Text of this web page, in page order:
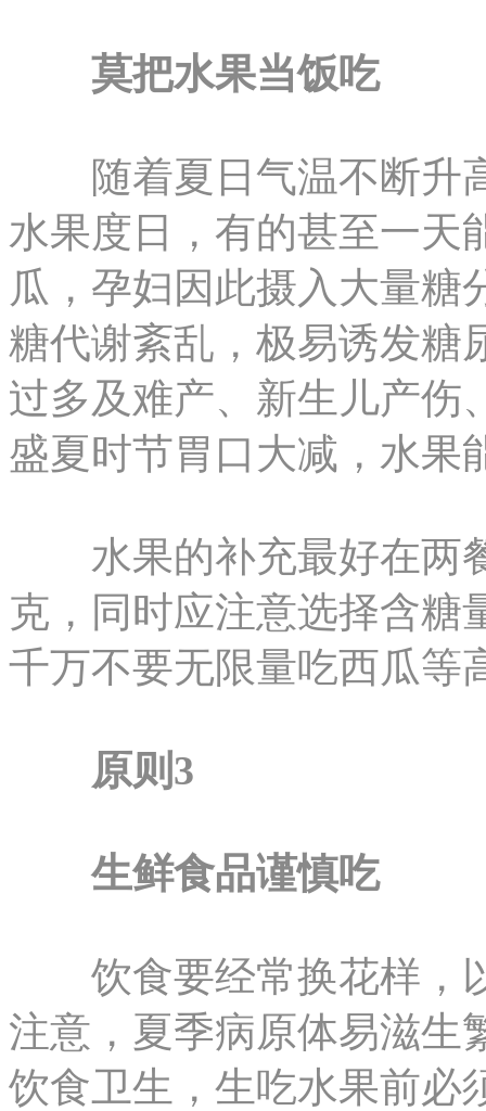
莫把水果当饭吃
随着夏日气温不断升
水果度日，有的甚至一天
瓜，孕妇因此摄入大量糖
糖代谢紊乱，极易诱发糖
过多及难产、新生儿产伤
盛夏时节胃口大减，水
水果的补充最好在两
克，同时应注意选择含糖
千万不要无限量吃西瓜等
原则3
生鲜食品谨慎吃
饮食要经常换花样，
注意，夏季病原体易滋生
饮食卫生，生吃水果前必